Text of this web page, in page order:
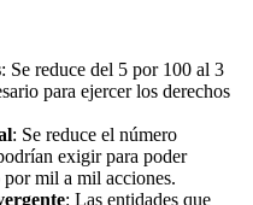
: Se reduce del 5 por 100 al 3
para ejercer los derechos
: Se reduce el número
exigir para poder
por mil a mil acciones.
: Las entidades que